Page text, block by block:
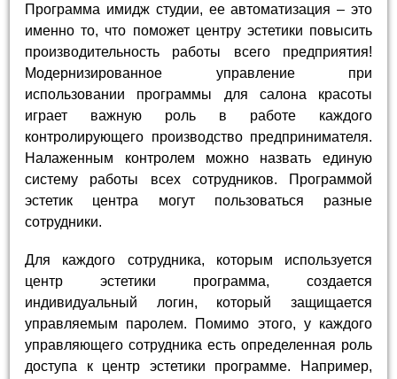
Программа имидж студии, ее автоматизация – это
именно то, что поможет центру эстетики повысить
производительность работы всего предприятия!
Модернизированное управление при
использовании программы для салона красоты
играет важную роль в работе каждого
контролирующего производство предпринимателя.
Налаженным контролем можно назвать единую
систему работы всех сотрудников. Программой
эстетик центра могут пользоваться разные
сотрудники.
Для каждого сотрудника, которым используется
центр эстетики программа, создается
индивидуальный логин, который защищается
управляемым паролем. Помимо этого, у каждого
управляющего сотрудника есть определенная роль
доступа к центр эстетики программе. Например,